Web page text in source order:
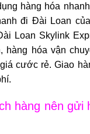
hàng hóa
đi Đài Loan
Loan Skylink
hàng hóa vận
cước rẻ. Giao
hàng nên gửi